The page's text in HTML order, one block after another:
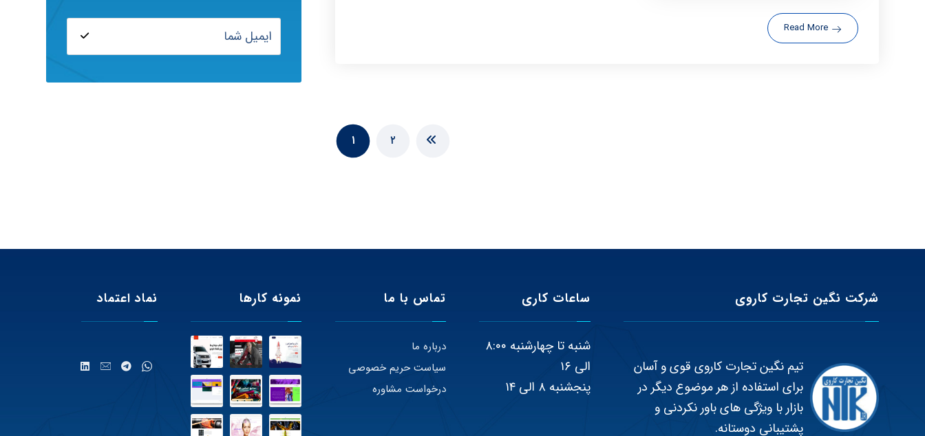
Read More
۱ ۲
شرکت نگین تجارت کاروی
تیم نگین تجارت کاروی قوی و آسان
برای استفاده از هر موضوع دیگر در
بازار با ویژگی های باور نکردنی و
پشتیبانی دوستانه.
ساعات کاری
شنبه تا چهارشنبه ۸:۰۰
الی ۱۶
پنجشنبه ۸ الی ۱۴
تماس با ما
درباره ما
سیاست حریم خصوصی
درخواست مشاوره
نمونه کارها نماد اعتماد